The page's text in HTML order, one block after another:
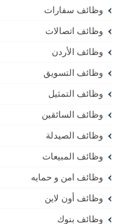
وظائف سفارات
وظائف اتصالات
وظائف الأردن
وظائف التسويق
وظائف التمثيل
وظائف السائقين
وظائف الصيدلة
وظائف المبيعات
وظائف امن و حمايه
وظائف أون لاين
وظائف بنوك